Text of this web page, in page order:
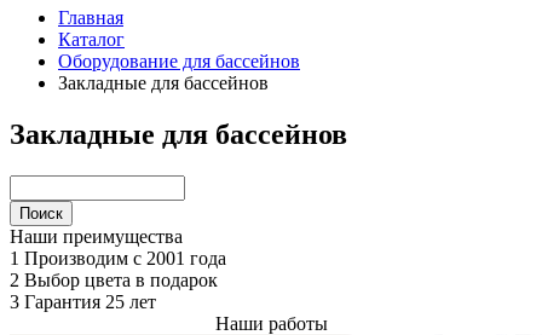
Главная
Каталог
Оборудование для бассейнов
Закладные для бассейнов
Закладные для бассейнов
Наши преимущества
1 Производим с 2001 года
2 Выбор цвета в подарок
3 Гарантия 25 лет
Наши работы